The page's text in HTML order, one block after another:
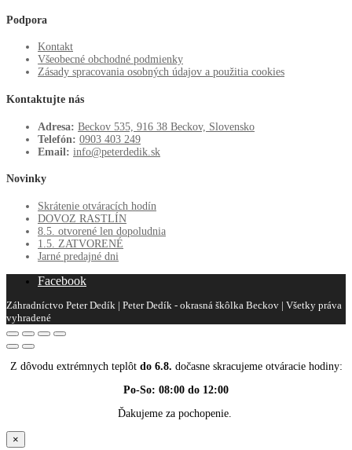
Podpora
Kontakt
Všeobecné obchodné podmienky
Zásady spracovania osobných údajov a použitia cookies
Kontaktujte nás
Adresa: Beckov 535, 916 38 Beckov, Slovensko
Telefón: 0903 403 249
Email: info@peterdedik.sk
Novinky
Skrátenie otváracích hodín
DOVOZ RASTLÍN
8.5. otvorené len dopoludnia
1.5. ZATVORENÉ
Jarné predajné dni
Facebook
Záhradníctvo Peter Dedík | Peter Dedík - okrasná škôlka Beckov | Všetky práva
vyhradené
Z dôvodu extrémnych teplôt do 6.8. dočasne skracujeme otváracie hodiny:
Po-So: 08:00 do 12:00
Ďakujeme za pochopenie.
×